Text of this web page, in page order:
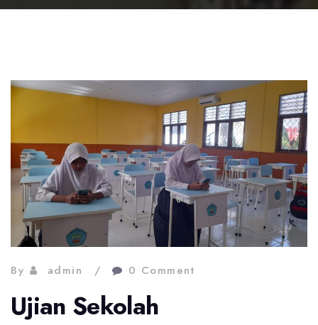
By admin 0 Comment
Ujian Sekolah